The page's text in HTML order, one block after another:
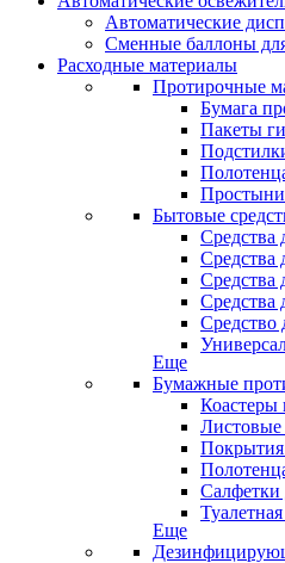
Автоматические
Сменные баллоны
Расходные материалы
Протирочные
Бумага
Пакеты
Простыни
Бытовые
Средства
Средства
Средства
Средства
Средство
Еще
Бумажные
Коастеры
Листовые
Покрытия
Салфетки
Еще